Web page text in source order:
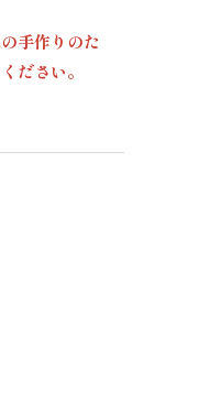
手作りのた
ださい。